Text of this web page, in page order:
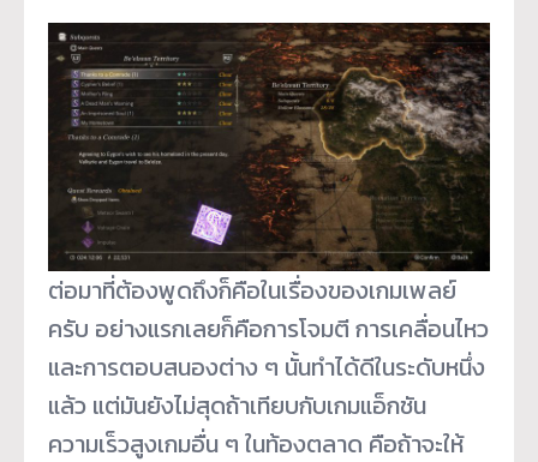
ต่อมาที่ต้องพูดถึงก็คือในเรื่องของเกมเพลย์
ครับ อย่างแรกเลยก็คือการโจมตี การเคลื่อนไหว
และการตอบสนองต่าง ๆ นั้นทำได้ดีในระดับหนึ่ง
แล้ว แต่มันยังไม่สุดถ้าเทียบกับเกมแอ็กชัน
ความเร็วสูงเกมอื่น ๆ ในท้องตลาด คือถ้าจะให้